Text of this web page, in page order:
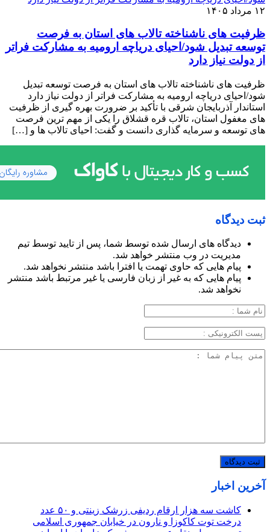
۱۲ مرداد ۱۴۰۵
ظرفیت‌ های ناشناخته تالاب‌ های استان به فرصت
توسعه تبدیل شود/احیای دریاچه ارومیه به مشارکت فراتر
از دولت نیاز دارد
ظرفیت‌ های ناشناخته تالاب‌ های استان به فرصت توسعه تبدیل
شود/احیای دریاچه ارومیه به مشارکت فراتر از دولت نیاز دارد
استاندار آذربایجان شرقی با تأکید بر ضرورت بهره‌ گیری از ظرفیت‌
های مغفول استان، تالاب قره ‌قشلاق را یکی از مهم‌ ترین فرصت‌
های توسعه و سرمایه ‌گذاری دانست و گفت: احیای تالاب‌ ها و […]
ثبت دیدگاه
دیدگاه های ارسال شده توسط شما، پس از تایید توسط تیم
مدیریت در وب منتشر خواهد شد.
پیام هایی که حاوی تهمت یا افترا باشد منتشر نخواهد شد.
پیام هایی که به غیر از زبان فارسی یا غیر مرتبط باشد منتشر
نخواهد شد.
آخرین اخبار
کاشت سه هزار ارقام ردیفی زرشک زینتی و ۵۰ عدد
درخت توت کاکوزا و نارون در خیابان جمهوری اسلامی